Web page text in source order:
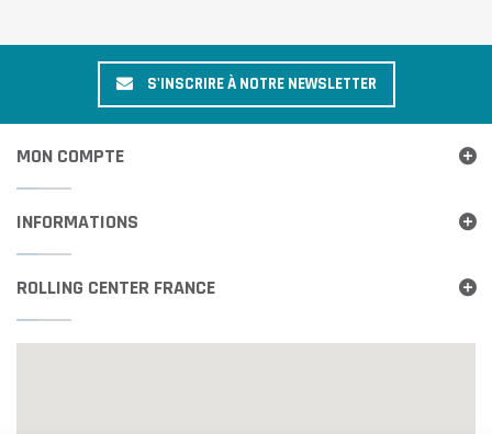
S'INSCRIRE À NOTRE NEWSLETTER
MON COMPTE
INFORMATIONS
ROLLING CENTER FRANCE